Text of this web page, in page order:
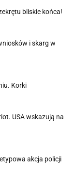
bliskie końca!
i skarg w
Korki
USA wskazują na
akcja policji